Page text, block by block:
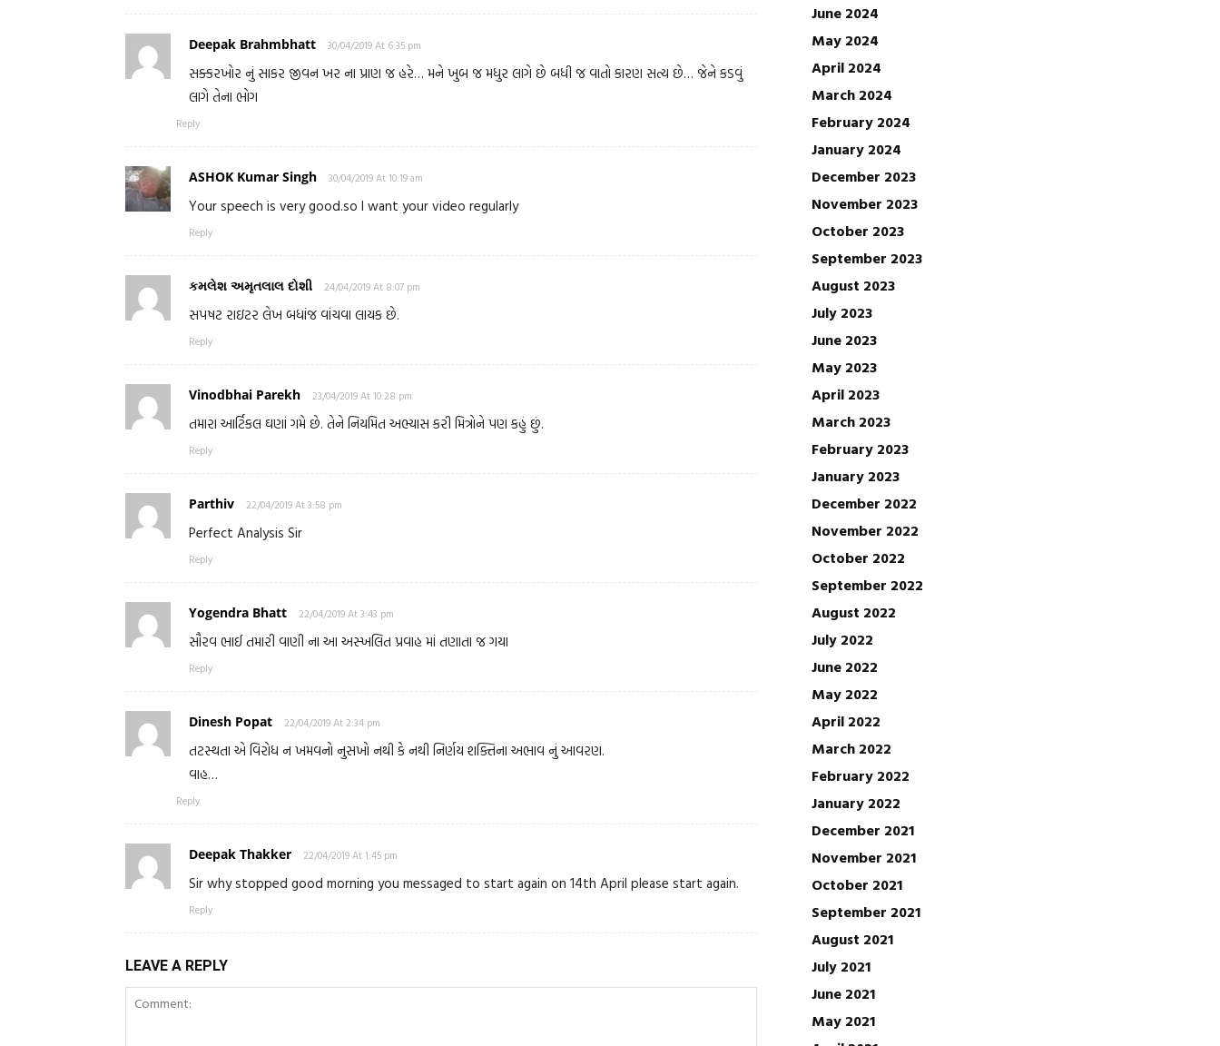
Deepak Brahmbhatt 30/04/2019 At 6:35 pm
સક્કરખોર નું સાકર જીવન ખર ના પ્રાણ જ હરે… મને ખુબ જ મધુર લાગે છે બધી જ વાતો કારણ સત્ય છે… જેને કડવું
લાગે તેના ભોગ
Reply
ASHOK Kumar Singh 30/04/2019 At 10:19 am
Your speech is very good.so I want your video regularly
Reply
કમલેશ અમૃતલાલ દોશી 24/04/2019 At 8:07 pm
સપષટ રાઇટર લેખ બધાંજ વાંચવા લાયક છે.
Reply
Vinodbhai Parekh 23/04/2019 At 10:28 pm
તમારા આર્ટિકલ ઘણાં ગમે છે. તેને નિયમિત અભ્યાસ કરી મિત્રોને પણ કહું છું.
Reply
Parthiv 22/04/2019 At 3:58 pm
Perfect Analysis Sir
Reply
Yogendra Bhatt 22/04/2019 At 3:43 pm
સૌરવ ભાઈ તમારી વાણી ના આ અસ્ખલિત પ્રવાહ માં તણાતા જ ગયા
Reply
Dinesh Popat 22/04/2019 At 2:34 pm
તટસ્થતા એ વિરોધ ન ખમવનો નુસખો નથી કે નથી નિર્ણય શક્તિના અભાવ નું આવરણ.
વાહ…
Reply
Deepak Thakker 22/04/2019 At 1:45 pm
Sir why stopped good morning you messaged to start again on 14th April please start again.
Reply
LEAVE A REPLY
June 2024
May 2024
April 2024
March 2024
February 2024
January 2024
December 2023
November 2023
October 2023
September 2023
August 2023
July 2023
June 2023
May 2023
April 2023
March 2023
February 2023
January 2023
December 2022
November 2022
October 2022
September 2022
August 2022
July 2022
June 2022
May 2022
April 2022
March 2022
February 2022
January 2022
December 2021
November 2021
October 2021
September 2021
August 2021
July 2021
June 2021
May 2021